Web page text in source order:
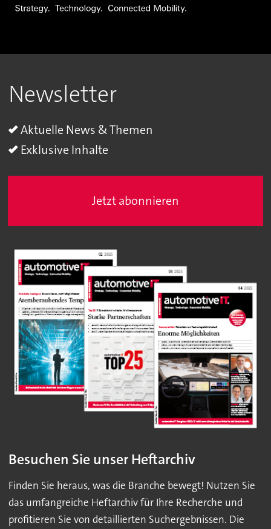
Newsletter
Aktuelle News & Themen
Exklusive Inhalte
Jetzt abonnieren
Besuchen Sie unser Heftarchiv
Finden Sie heraus, was die Branche bewegt! Nutzen Sie
das umfangreiche Heftarchiv für Ihre Recherche und
profitieren Sie von detaillierten Suchergebnissen. Die